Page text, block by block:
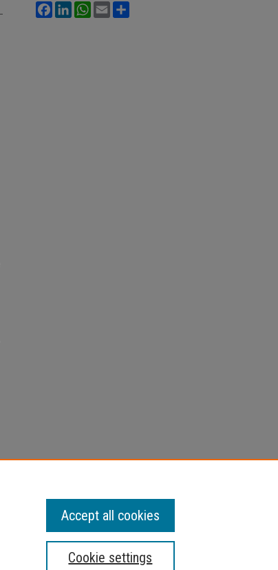
FacebookLinkedInWhatsApp
Email
Cookie settings
Accept all cookies